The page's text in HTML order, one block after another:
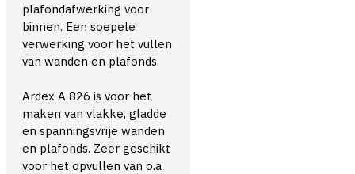
plafondafwerking voor
binnen. Een soepele
verwerking voor het vullen
van wanden en plafonds.
Ardex A 826 is voor het
maken van vlakke, gladde
en spanningsvrije wanden
en plafonds. Zeer geschikt
voor het opvullen van o.a